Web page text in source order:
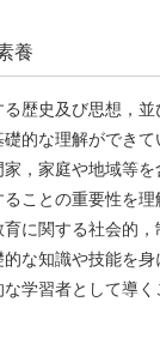
養
る歴史及び思想，
的な理解ができて
家，家庭や地域等
ことの重要性を理
育に関する社会的
な知識や技能を⾝
な学習者として導